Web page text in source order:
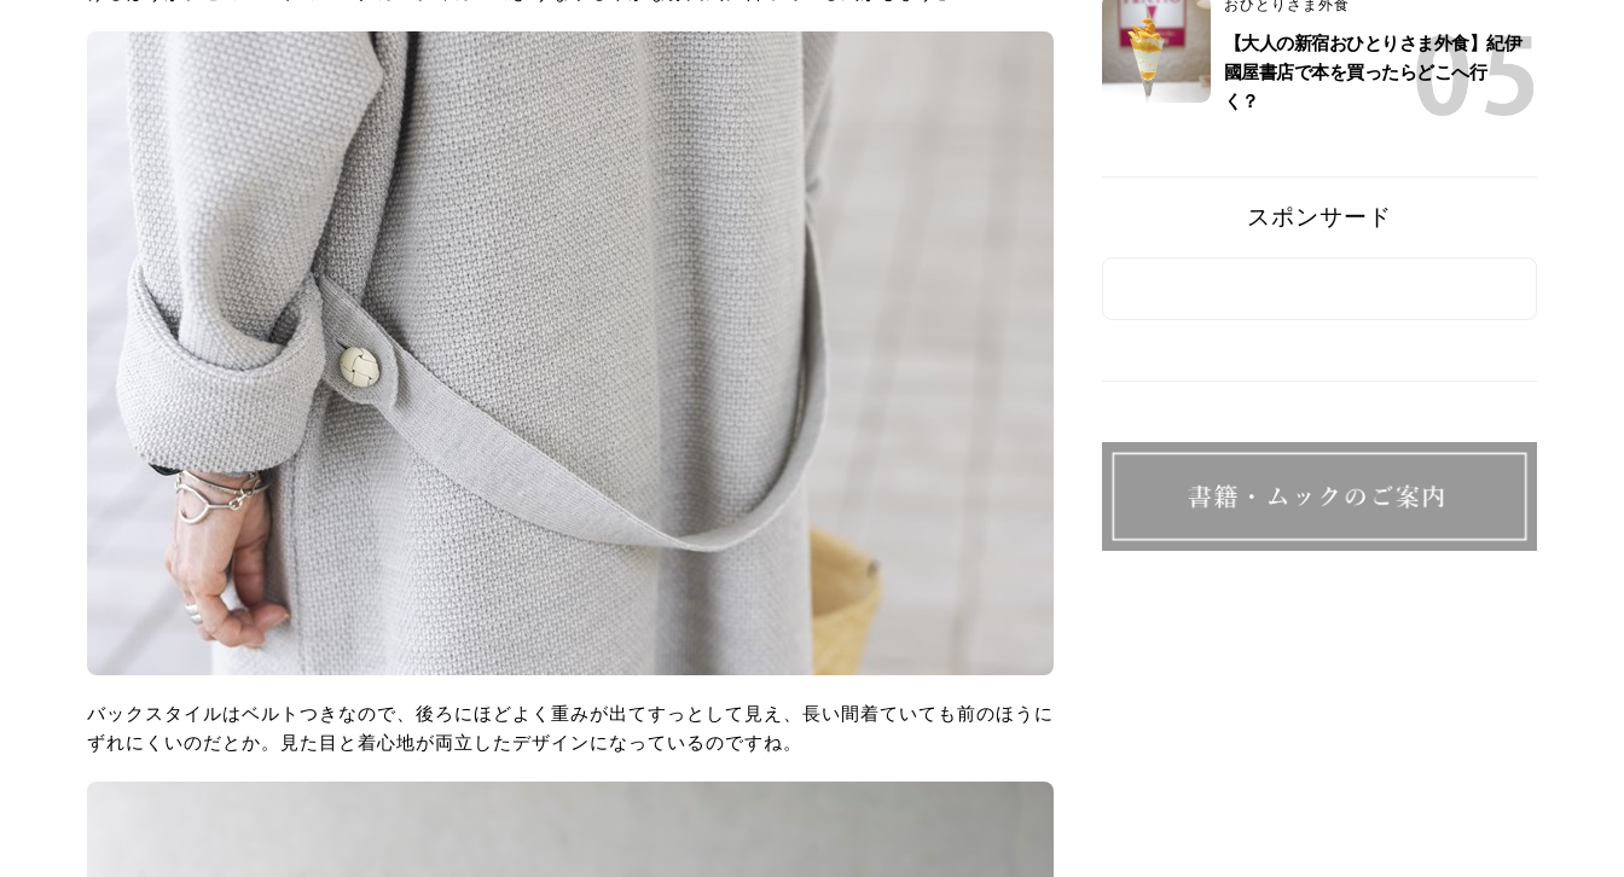
バックスタイルはベルトつきなので、後ろにほどよく重みが出てすっとして見え、長い間着ていても前のほうに
ずれにくいのだとか。見た目と着心地が両立したデザインになっているのですね。
おひとりさま外食
【大人の新宿おひとりさま外食】紀伊
國屋書店で本を買ったらどこへ行
く？
スポンサード